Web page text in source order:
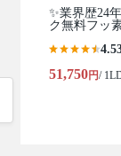
✨業界歴24
ク無料フッ
51,750円/